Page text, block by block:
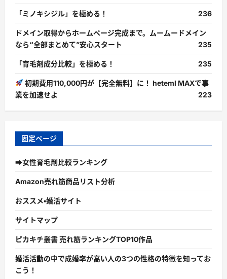
「ミノキシジル」を極める！ 236
ドメイン取得からホームページ完成まで。ムームードメイン
なら“全部まとめて”安心スタート
235
「育毛剤成分比較」を極める！ 235
初期費用110,000円が【完全無料】に！ heteml MAXで事
業を加速せよ
223
固定ページ
➡女性育毛剤比較ランキング
Amazon売れ筋商品リスト分析
おススメ・婚活サイト
サイトマップ
ピカキチ叢書 売れ筋ランキングTOP10作品
婚活活動の中で成婚率が高い人の3つの性格の特徴を知ってお
こう！